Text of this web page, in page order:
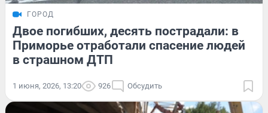
ГОРОД
Двое погибших, десять пострадали: в
Приморье отработали спасение людей
в страшном ДТП
1 июня, 2026, 13:20 926 Обсудить